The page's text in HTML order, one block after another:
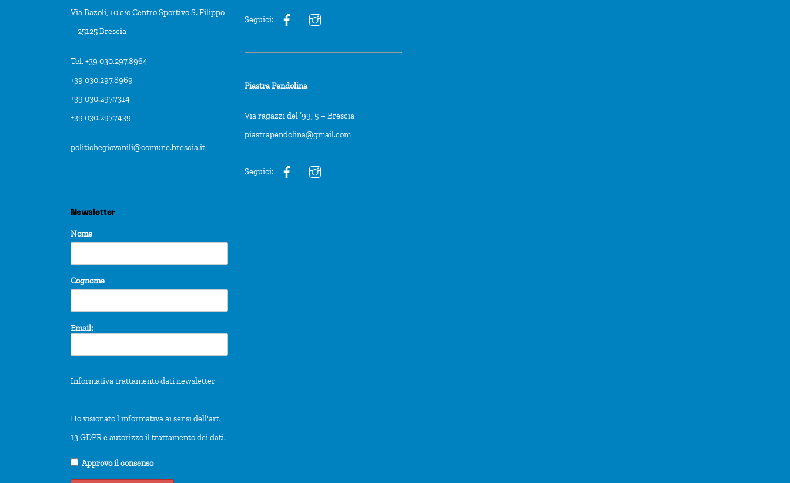
Via Bazoli, 10 c/o Centro Sportivo S. Filippo
– 25125 Brescia
Tel. +39 030.297.8964
+39 030.297.8969
+39 030.297.7314
+39 030.297.7439
politichegiovanili@comune.brescia.it
Seguici:
Piastra Pendolina
Via ragazzi del ’99, 5 – Brescia
piastrapendolina@gmail.com
Seguici:
Newsletter
Nome
Cognome
Email:
Informativa trattamento dati newsletter
Ho visionato l'informativa ai sensi dell'art.
13 GDPR e autorizzo il trattamento dei dati.
Approvo il consenso